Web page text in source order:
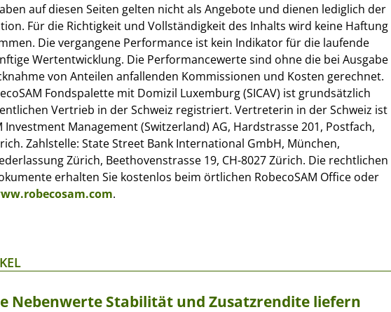
auf diesen Seiten gelten nicht als Angebote und dienen lediglich der
Für die Richtigkeit und Vollständigkeit des Inhalts wird keine Haftung
Die vergangene Performance ist kein Indikator für die laufende
Wertentwicklung. Die Performancewerte sind ohne die bei Ausgabe
von Anteilen anfallenden Kommissionen und Kosten gerechnet.
Fondspalette mit Domizil Luxemburg (SICAV) ist grundsätzlich
Vertrieb in der Schweiz registriert. Vertreterin in der Schweiz ist
Investment Management (Switzerland) AG, Hardstrasse 201, Postfach,
Zahlstelle: State Street Bank International GmbH, München,
Zürich, Beethovenstrasse 19, CH-8027 Zürich. Die rechtlichen
erhalten Sie kostenlos beim örtlichen RobecoSAM Office oder
.
Nebenwerte Stabilität und Zusatzrendite liefern